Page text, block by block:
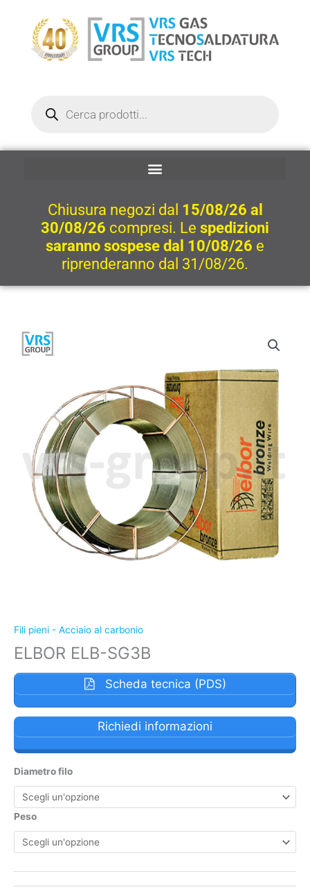
contenuto
Chiusura negozi dal 15/08/26 al
30/08/26 compresi. Le spedizioni
saranno sospese dal 10/08/26 e
riprenderanno dal 31/08/26.
Fili pieni - Acciaio al carbonio
ELBOR ELB-SG3B
Scheda tecnica (PDS)
Richiedi informazioni
Diametro filo
Peso